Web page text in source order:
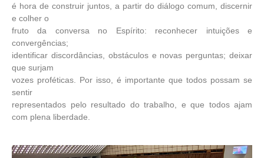
é hora de construir juntos, a partir do diálogo comum, discernir
e colher o
fruto da conversa no Espírito: reconhecer intuições e
convergências;
identificar discordâncias, obstáculos e novas perguntas; deixar
que surjam
vozes proféticas. Por isso, é importante que todos possam se
sentir
representados pelo resultado do trabalho, e que todos ajam
com plena liberdade.